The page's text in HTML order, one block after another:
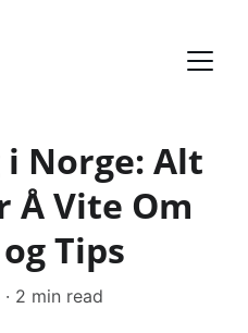
Norge: Alt
Å Vite Om
Tips
2 min read